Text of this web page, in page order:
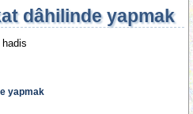
dâhilinde yapmak
yapmak